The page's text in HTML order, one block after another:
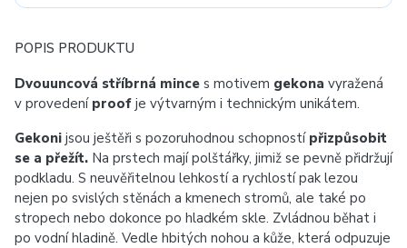
POPIS PRODUKTU
Dvouuncová stříbrná mince s motivem gekona vyražená
v provedení proof je výtvarným i technickým unikátem.
Gekoni jsou ještěři s pozoruhodnou schopností přizpůsobit
se a přežít. Na prstech mají polštářky, jimiž se pevně přidržují
podkladu. S neuvěřitelnou lehkostí a rychlostí pak lezou
nejen po svislých stěnách a kmenech stromů, ale také po
stropech nebo dokonce po hladkém skle. Zvládnou běhat i
po vodní hladině. Vedle hbitých nohou a kůže, která odpuzuje